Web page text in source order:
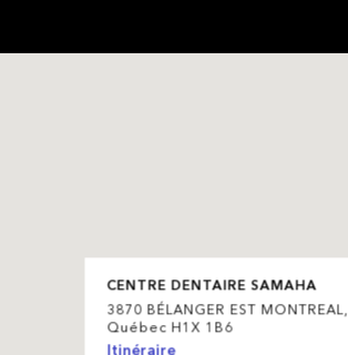
CENTRE DENTAIRE SAMAHA
3870 BÉLANGER EST MONTREAL,
Québec H1X 1B6
Itinéraire